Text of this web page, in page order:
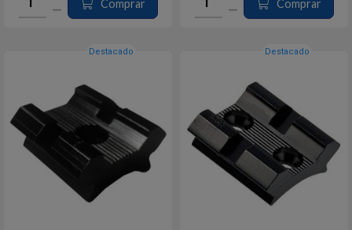
Comprar Comprar
Destacado Destacado